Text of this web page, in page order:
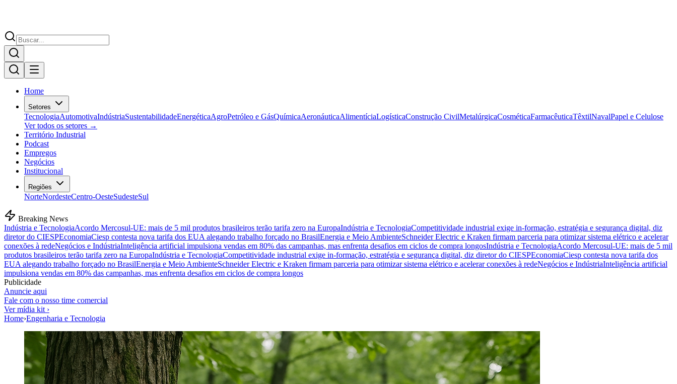
Home
Setores
TecnologiaAutomotivaIndústriaSustentabilidadeEnergéticaAgroPetróleo e GásQuímicaAeronáuticaAlimentíciaLogísticaConstrução CivilMetalúrgicaCosméticaFarmacêuticaTêxtilNavalPapel e Celulose
Ver todos os setores →
Território Industrial
Podcast
Empregos
Negócios
Institucional
Regiões
NorteNordesteCentro-OesteSudesteSul
Breaking News
Indústria e TecnologiaAcordo Mercosul-UE: mais de 5 mil produtos brasileiros terão tarifa zero na EuropaIndústria e TecnologiaCompetitividade industrial exige in-formação, estratégia e segurança digital, diz
diretor do CIESPEconomiaCiesp contesta nova tarifa dos EUA alegando trabalho forçado no BrasilEnergia e Meio AmbienteSchneider Electric e Kraken firmam parceria para otimizar sistema elétrico e acelerar
conexões à redeNegócios e IndústriaInteligência artificial impulsiona vendas em 80% das campanhas, mas enfrenta desafios em ciclos de compra longosIndústria e TecnologiaAcordo Mercosul-UE: mais de 5 mil
produtos brasileiros terão tarifa zero na EuropaIndústria e TecnologiaCompetitividade industrial exige in-formação, estratégia e segurança digital, diz diretor do CIESPEconomiaCiesp contesta nova tarifa dos
EUA alegando trabalho forçado no BrasilEnergia e Meio AmbienteSchneider Electric e Kraken firmam parceria para otimizar sistema elétrico e acelerar conexões à redeNegócios e IndústriaInteligência artificial
impulsiona vendas em 80% das campanhas, mas enfrenta desafios em ciclos de compra longos
Publicidade
Anuncie aqui
Fale com o nosso time comercial
Ver mídia kit ›
Home›Engenharia e Tecnologia